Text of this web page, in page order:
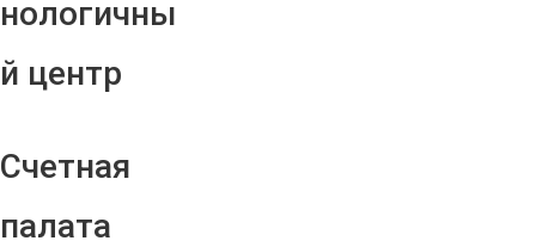
нологичны
й центр
Счетная
палата